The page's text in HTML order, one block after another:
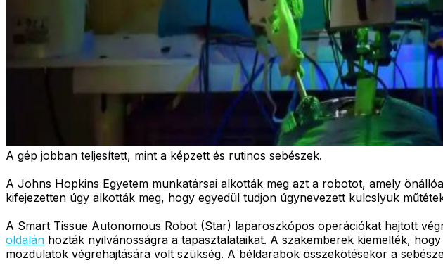
A gép jobban teljesített, mint a képzett és rutinos sebészek.
A Johns Hopkins Egyetem munkatársai alkották meg azt a robotot, amely
kifejezetten úgy alkották meg, hogy egyedül tudjon úgynevezett kulcslyuk
A Smart Tissue Autonomous Robot (Star) laparoszkópos operációkat hajtott
oldalán hozták nyilvánosságra a tapasztalataikat. A szakemberek kiemelték,
mozdulatok végrehajtására volt szükség. A béldarabok összekötésekor a